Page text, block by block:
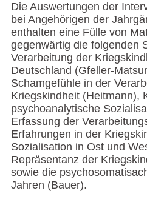
Die Auswertungen der
bei Angehörigen der
enthalten eine Fülle von
gegenwärtig die folgenden
Verarbeitung der
Deutschland (Gfeller-
Schamgefühle in der
Kriegskindheit (Heitmann),
psychoanalytische
Erfassung der
Erfahrungen in der
Sozialisation in Ost und
Repräsentanz der
sowie die
Jahren (Bauer).